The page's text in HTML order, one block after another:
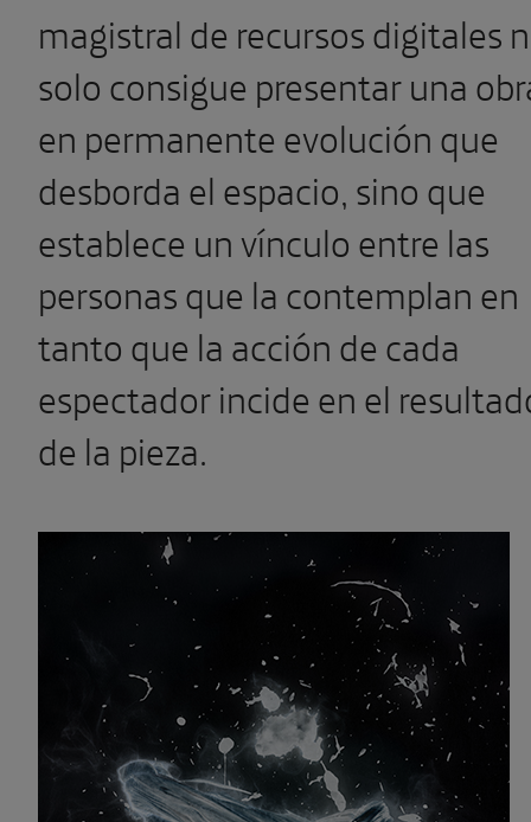
magistral de recursos digitales
solo consigue presentar una
en permanente evolución que
desborda el espacio, sino que
establece un vínculo entre las
personas que la contemplan en
tanto que la acción de cada
espectador incide en el
de la pieza.